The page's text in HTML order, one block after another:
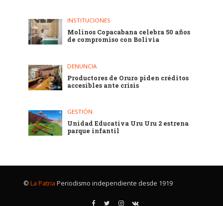
INSTITUCIONES
Molinos Copacabana celebra 50 años
de compromiso con Bolivia
DENUNCIA
Productores de Oruro piden créditos
accesibles ante crisis
GESTIÓN
Unidad Educativa Uru Uru 2 estrena
parque infantil
© La Patria Periodismo independiente desde 1919